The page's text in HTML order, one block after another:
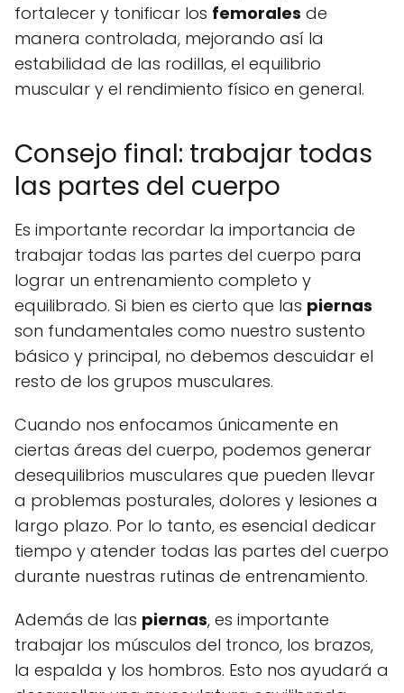
fortalecer y tonificar los femorales de
manera controlada, mejorando así la
estabilidad de las rodillas, el equilibrio
muscular y el rendimiento físico en general.
Consejo final: trabajar todas
las partes del cuerpo
Es importante recordar la importancia de
trabajar todas las partes del cuerpo para
lograr un entrenamiento completo y
equilibrado. Si bien es cierto que las piernas
son fundamentales como nuestro sustento
básico y principal, no debemos descuidar el
resto de los grupos musculares.
Cuando nos enfocamos únicamente en
ciertas áreas del cuerpo, podemos generar
desequilibrios musculares que pueden llevar
a problemas posturales, dolores y lesiones a
largo plazo. Por lo tanto, es esencial dedicar
tiempo y atender todas las partes del cuerpo
durante nuestras rutinas de entrenamiento.
Además de las piernas, es importante
trabajar los músculos del tronco, los brazos,
la espalda y los hombros. Esto nos ayudará a